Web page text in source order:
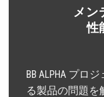
メン
性
BB ALPHA プロ
る製品の問題を